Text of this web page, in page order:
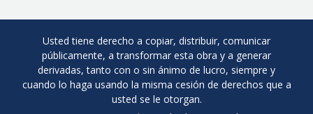
Usted tiene derecho a copiar, distribuir, comunicar
públicamente, a transformar esta obra y a generar
derivadas, tanto con o sin ánimo de lucro, siempre y
cuando lo haga usando la misma cesión de derechos que a
usted se le otorgan.